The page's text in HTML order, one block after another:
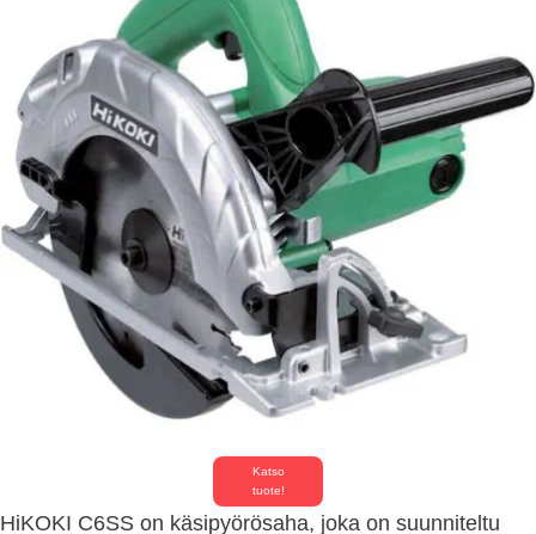
Katso
tuote!
HiKOKI C6SS on käsipyörösaha, joka on suunniteltu